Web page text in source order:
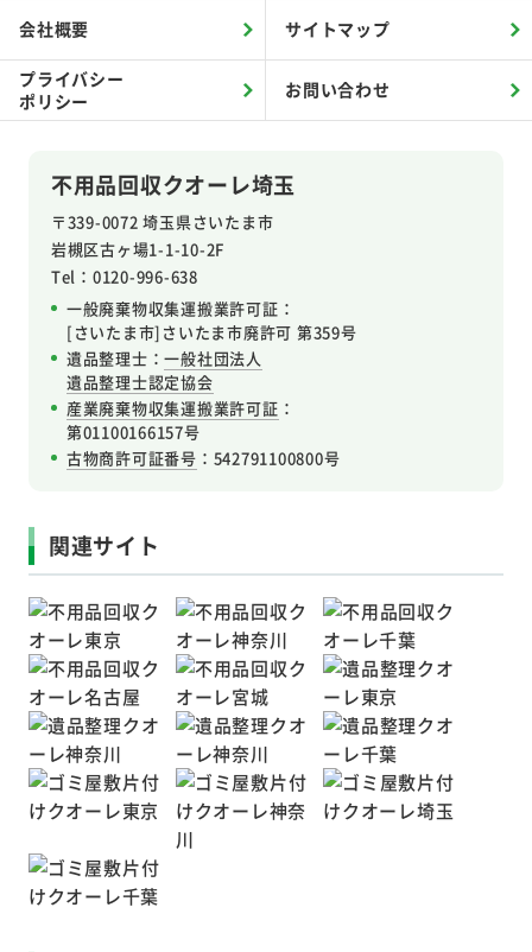
不用品回収クオーレ埼玉
〒339-0072 埼玉県さいたま市
岩槻区古ヶ場1-1-10-2F
Tel：0120-996-638
一般廃棄物収集運搬業許可証：
[さいたま市]さいたま市廃許可 第359号
遺品整理士：一般社団法人
遺品整理士認定協会
産業廃棄物収集運搬業許可証 ：
第01100166157号
古物商許可証番号 ：542791100800号
会社概要 サイトマップ
プライバシー
ポリシー
お問い合わせ
関連サイト